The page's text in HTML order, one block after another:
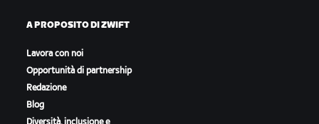
A PROPOSITO DI ZWIFT
Lavora con noi
Opportunità di partnership
Redazione
Blog